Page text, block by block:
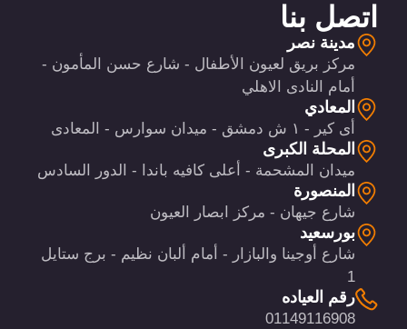
اتصل بنا
مدينة نصر
مركز بريق لعيون الأطفال - شارع حسن المأمون -
أمام النادى الاهلي
المعادي
أى كير - ١ ش دمشق - ميدان سوارس - المعادى
المحلة الكبرى
ميدان المشحمة - أعلى كافيه باندا - الدور السادس
المنصورة
شارع جيهان - مركز ابصار العيون
بورسعيد
شارع أوجينا والبازار - أمام ألبان نظيم - برج ستايل
1
رقم العياده
01149116908